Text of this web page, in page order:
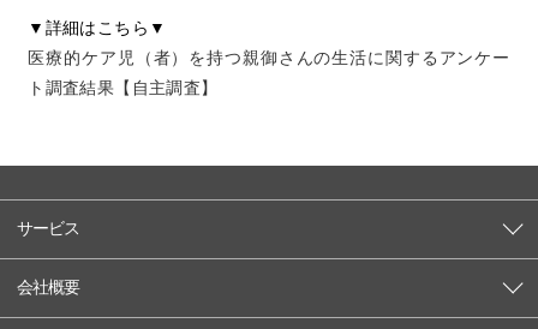
▼詳細はこちら▼
医療的ケア児（者）を持つ親御さんの生活に関するアンケー
ト調査結果【自主調査】
サービス
会社概要